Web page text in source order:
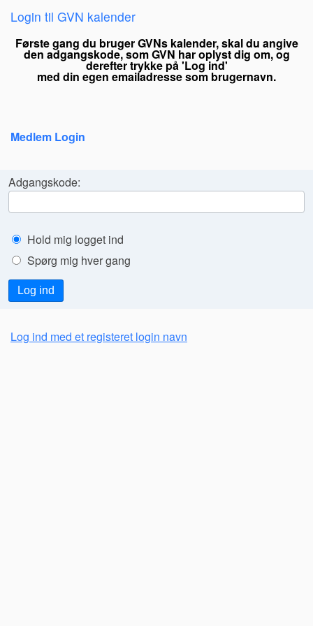
Login til GVN kalender
Første gang du bruger GVNs kalender,skal du angive
den adgangskode,som GVN har oplyst dig om, og
derefter trykke på 'Log ind'
med din egen emailadresse som brugernavn.
Medlem Login
Adgangskode:
Hold mig logget ind
Spørg mig hver gang
Log ind
Log ind med et registeret login navn